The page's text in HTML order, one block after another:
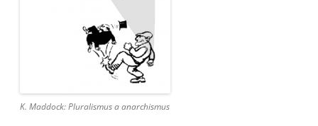
K. Maddock: Pluralismus a anarchismus